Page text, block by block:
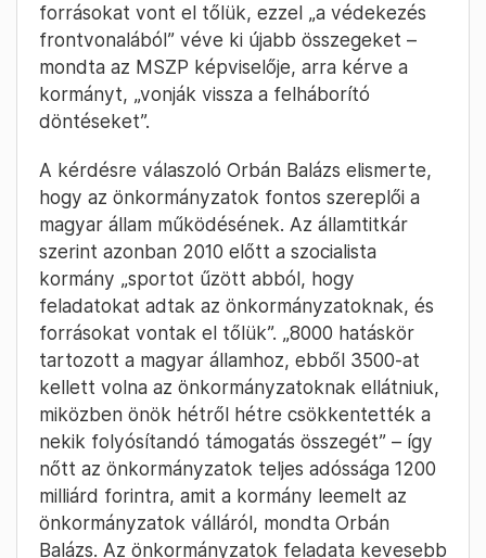
forrásokat vont el tőlük, ezzel „a védekezés
frontvonalából” véve ki újabb összegeket –
mondta az MSZP képviselője, arra kérve a
kormányt, „vonják vissza a felháborító
döntéseket”.
A kérdésre válaszoló Orbán Balázs elismerte,
hogy az önkormányzatok fontos szereplői a
magyar állam működésének. Az államtitkár
szerint azonban 2010 előtt a szocialista
kormány „sportot űzött abból, hogy
feladatokat adtak az önkormányzatoknak, és
forrásokat vontak el tőlük”. „8000 hatáskör
tartozott a magyar államhoz, ebből 3500-at
kellett volna az önkormányzatoknak ellátniuk,
miközben önök hétről hétre csökkentették a
nekik folyósítandó támogatás összegét” – így
nőtt az önkormányzatok teljes adóssága 1200
milliárd forintra, amit a kormány leemelt az
önkormányzatok válláról, mondta Orbán
Balázs. Az önkormányzatok feladata kevesebb